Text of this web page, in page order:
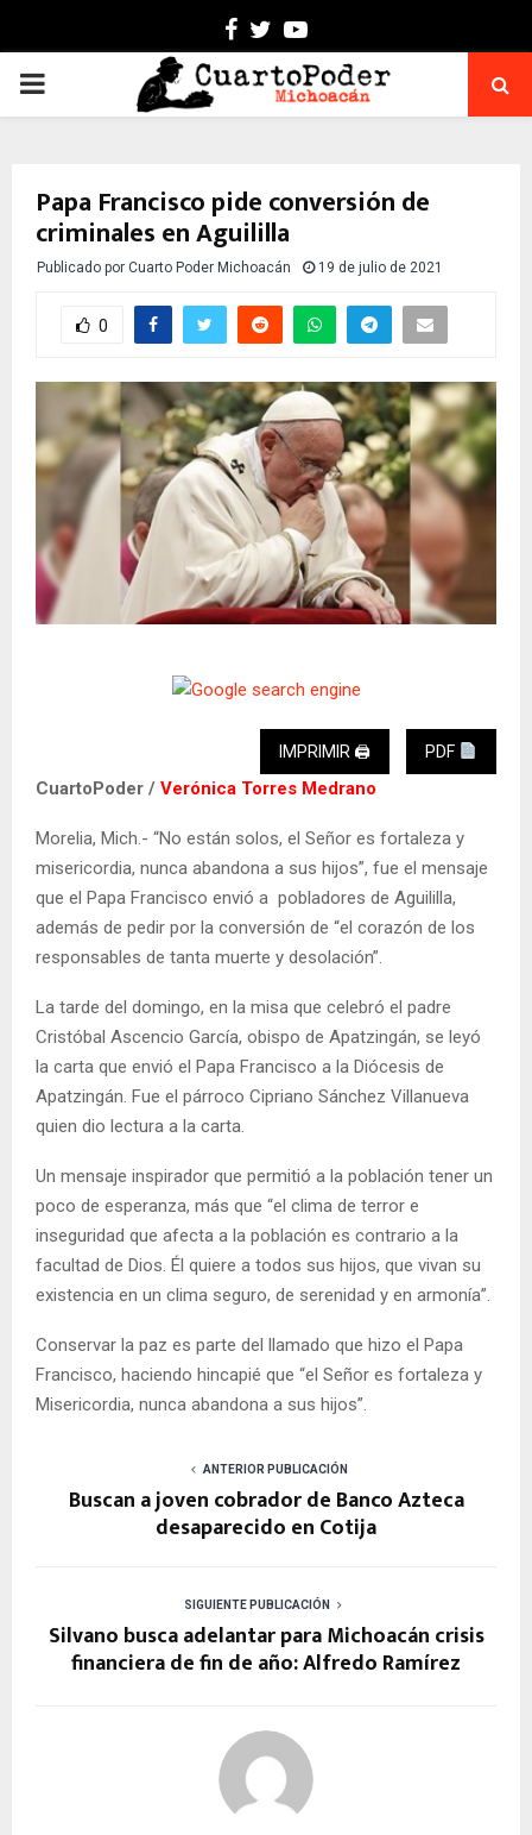
Facebook
TwitterYoutube
PRIMARY
Papa Francisco pide conversión de
criminales en Aguililla
Publicado por Cuarto Poder Michoacán 19 de julio de 2021
0
IMPRIMIR 🖨 PDF
CuartoPoder / Verónica Torres Medrano
Morelia, Mich.- “No están solos, el Señor es fortaleza y
misericordia, nunca abandona a sus hijos”, fue el mensaje
que el Papa Francisco envió a pobladores de Aguililla,
además de pedir por la conversión de “el corazón de los
responsables de tanta muerte y desolación”.
La tarde del domingo, en la misa que celebró el padre
Cristóbal Ascencio García, obispo de Apatzingán, se leyó
la carta que envió el Papa Francisco a la Diócesis de
Apatzingán. Fue el párroco Cipriano Sánchez Villanueva
quien dio lectura a la carta.
Un mensaje inspirador que permitió a la población tener un
poco de esperanza, más que “el clima de terror e
inseguridad que afecta a la población es contrario a la
facultad de Dios. Él quiere a todos sus hijos, que vivan su
existencia en un clima seguro, de serenidad y en armonía”.
Conservar la paz es parte del llamado que hizo el Papa
Francisco, haciendo hincapié que “el Señor es fortaleza y
Misericordia, nunca abandona a sus hijos”.
ANTERIOR PUBLICACIÓN
Buscan a joven cobrador de Banco Azteca
desaparecido en Cotija
SIGUIENTE PUBLICACIÓN
Silvano busca adelantar para Michoacán crisis
financiera de fin de año: Alfredo Ramírez